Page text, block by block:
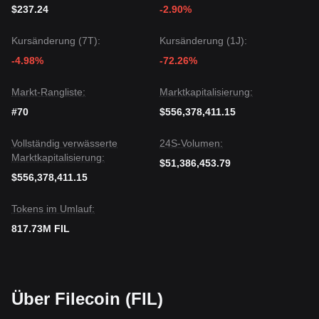
nächste Kursziel bei
liegen.
Basierend auf der Analyse aus mehreren Perspektiven
lautet der Konsens: Obwohl Filecoin kurzfristig volatil sein
des wichtigen Support-Niveaus von3,25 $gehalten wird.
$237.24
-2.90%
Kursänderung (7T):
-4.98%
Kursänderung (1J):
-72.26%
Markt-Rangliste:
#70
Marktkapitalisierung:
$556,378,411.15
Vollständig verwässerte
Marktkapitalisierung:
$556,378,411.15
24S-Volumen:
$51,386,453.79
Tokens im Umlauf:
817.73M FIL
Über Filecoin (FIL)